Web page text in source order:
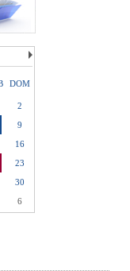
DOM
2
9
16
23
30
6